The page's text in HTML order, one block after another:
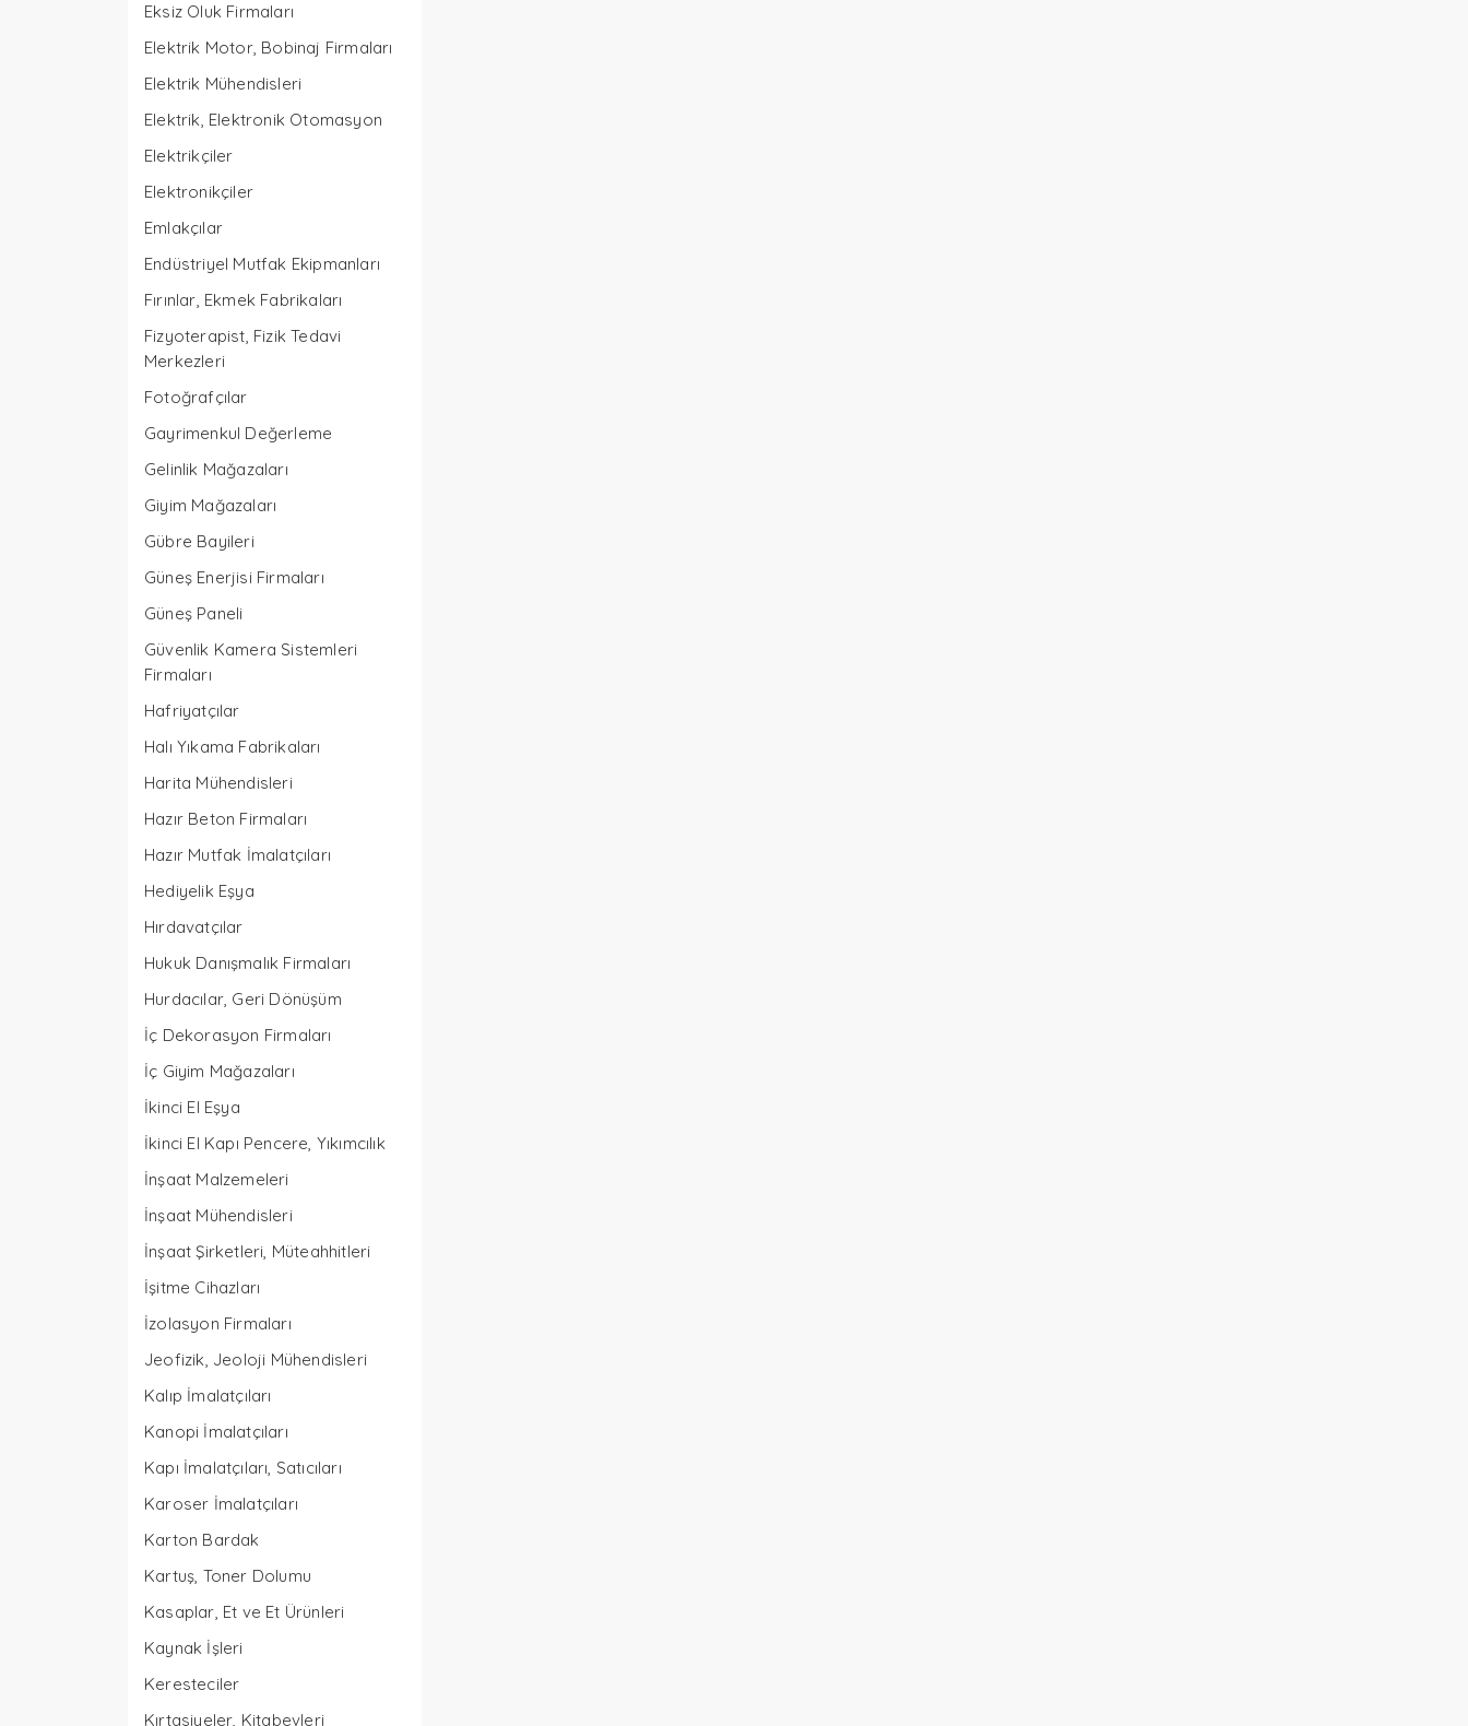
Eksiz Oluk Firmaları
Elektrik Motor, Bobinaj Firmaları
Elektrik Mühendisleri
Elektrik, Elektronik Otomasyon
Elektrikçiler
Elektronikçiler
Emlakçılar
Endüstriyel Mutfak Ekipmanları
Fırınlar, Ekmek Fabrikaları
Fizyoterapist, Fizik Tedavi
Merkezleri
Fotoğrafçılar
Gayrimenkul Değerleme
Gelinlik Mağazaları
Giyim Mağazaları
Gübre Bayileri
Güneş Enerjisi Firmaları
Güneş Paneli
Güvenlik Kamera Sistemleri
Firmaları
Hafriyatçılar
Halı Yıkama Fabrikaları
Harita Mühendisleri
Hazır Beton Firmaları
Hazır Mutfak İmalatçıları
Hediyelik Eşya
Hırdavatçılar
Hukuk Danışmalık Firmaları
Hurdacılar, Geri Dönüşüm
İç Dekorasyon Firmaları
İç Giyim Mağazaları
İkinci El Eşya
İkinci El Kapı Pencere, Yıkımcılık
İnşaat Malzemeleri
İnşaat Mühendisleri
İnşaat Şirketleri, Müteahhitleri
İşitme Cihazları
İzolasyon Firmaları
Jeofizik, Jeoloji Mühendisleri
Kalıp İmalatçıları
Kanopi İmalatçıları
Kapı İmalatçıları, Satıcıları
Karoser İmalatçıları
Karton Bardak
Kartuş, Toner Dolumu
Kasaplar, Et ve Et Ürünleri
Kaynak İşleri
Keresteciler
Kırtasiyeler, Kitabevleri